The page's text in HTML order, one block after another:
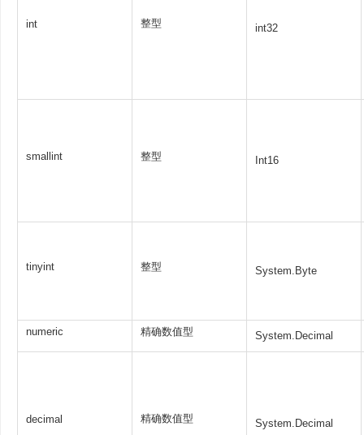
int 整型 int32
smallint 整型 Int16
tinyint 整型 System.Byte
numeric 精确数值型 System.Decimal
decimal 精确数值型 System.Decimal